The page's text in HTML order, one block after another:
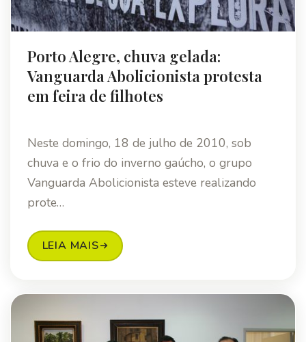
Porto Alegre, chuva gelada:
Vanguarda Abolicionista protesta
em feira de filhotes
Neste domingo, 18 de julho de 2010, sob
chuva e o frio do inverno gaúcho, o grupo
Vanguarda Abolicionista esteve realizando
prote…
LEIA MAIS